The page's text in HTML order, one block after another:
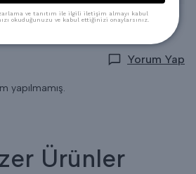
Yorum Yap
yapılmamış.
Ürünler
ve tanıtım ile ilgili iletişim almayı kabul
okuduğunuzu ve kabul ettiğinizi onaylarsınız.